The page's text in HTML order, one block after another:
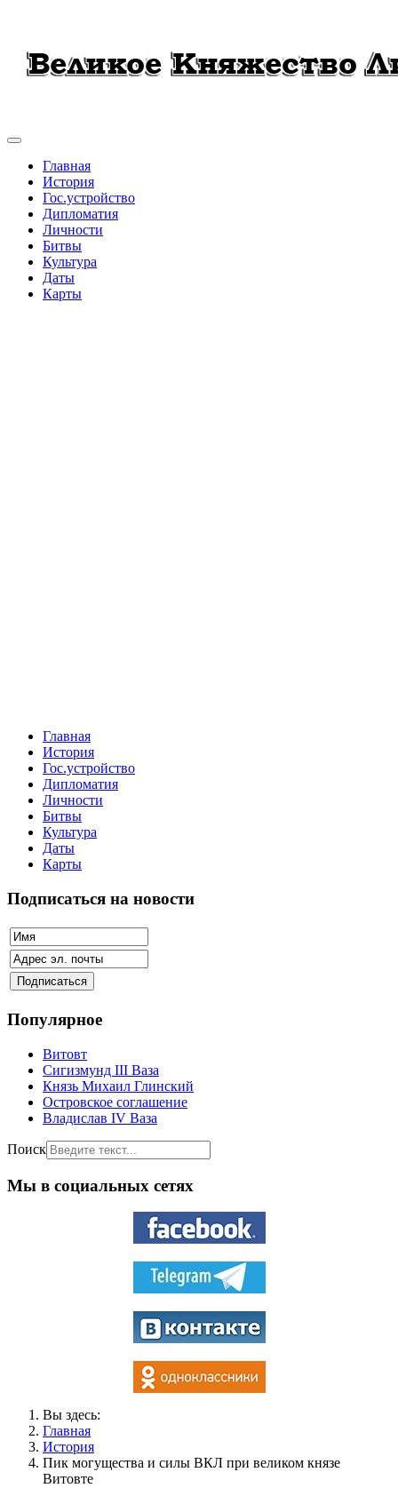
Главная
История
Гос.устройство
Дипломатия
Личности
Битвы
Культура
Даты
Карты
Главная
История
Гос.устройство
Дипломатия
Личности
Битвы
Культура
Даты
Карты
Подписаться на новости
Популярное
Витовт
Сигизмунд III Ваза
Князь Михаил Глинский
Островское соглашение
Владислав IV Ваза
Поиск
Мы в социальных сетях
Вы здесь:
Главная
История
Пик могущества и силы ВКЛ при великом князе
Витовте